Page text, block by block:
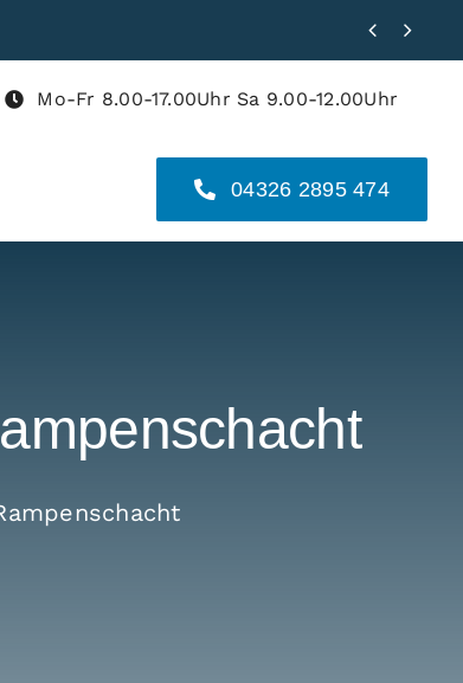
 
Mo-Fr 8.00-17.00Uhr Sa 9.00-12.00Uhr
04326 2895 474